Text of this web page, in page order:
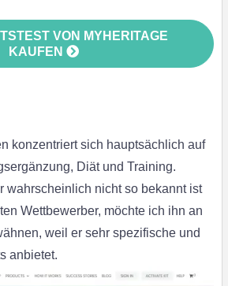
VON MYHERITAGE
KAUFEN
konzentriert sich hauptsächlich auf
Diät und Training.
wahrscheinlich nicht so bekannt ist
Wettbewerber, möchte ich ihn an
weil er sehr spezifische und
anbietet.